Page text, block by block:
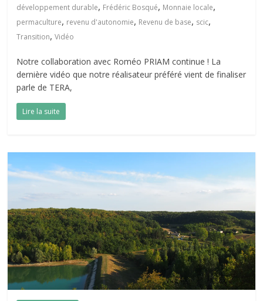
développement durable, Frédéric Bosqué, Monnaie locale,
permaculture, revenu d'autonomie, Revenu de base, scic,
Transition,Vidéo
Notre collaboration avec Roméo PRIAM continue ! La
dernière vidéo que notre réalisateur préféré vient de finaliser
parle de TERA,
Lire la suite